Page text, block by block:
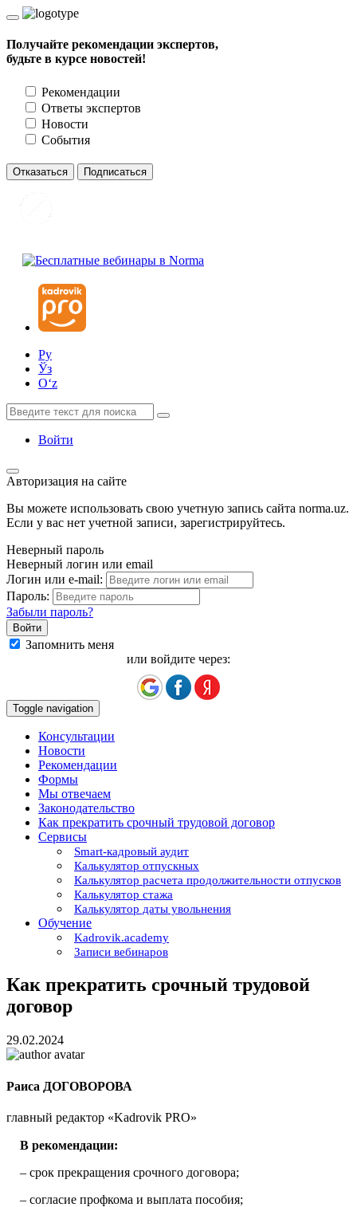
Получайте рекомендации экспертов,
будьте в курсе новостей!
Рекомендации
Ответы экспертов
Новости
События
Отказаться Подписаться
Ру
Ўз
Oʻz
Войти
Авторизация на сайте
Вы можете использовать свою учетную запись сайта norma.uz.
Если у вас нет учетной записи, зарегистрируйтесь.
Неверный пароль
Неверный логин или email
Логин или e-mail:
Пароль:
Забыли пароль?
Запомнить меня
или войдите через:
Toggle navigation
Консультации
Новости
Рекомендации
Формы
Мы отвечаем
Законодательство
Как прекратить срочный трудовой договор
Сервисы
Smart-кадровый аудит
Калькулятор отпускных
Калькулятор расчета продолжительности отпусков
Калькулятор стажа
Калькулятор даты увольнения
Обучение
Kadrovik.academy
Записи вебинаров
Как прекратить срочный трудовой
договор
29.02.2024
Раиса ДОГОВОРОВА
главный редактор «Kadrovik PRO»
В рекомендации:
– срок прекращения срочного договора;
– согласие профкома и выплата пособия;